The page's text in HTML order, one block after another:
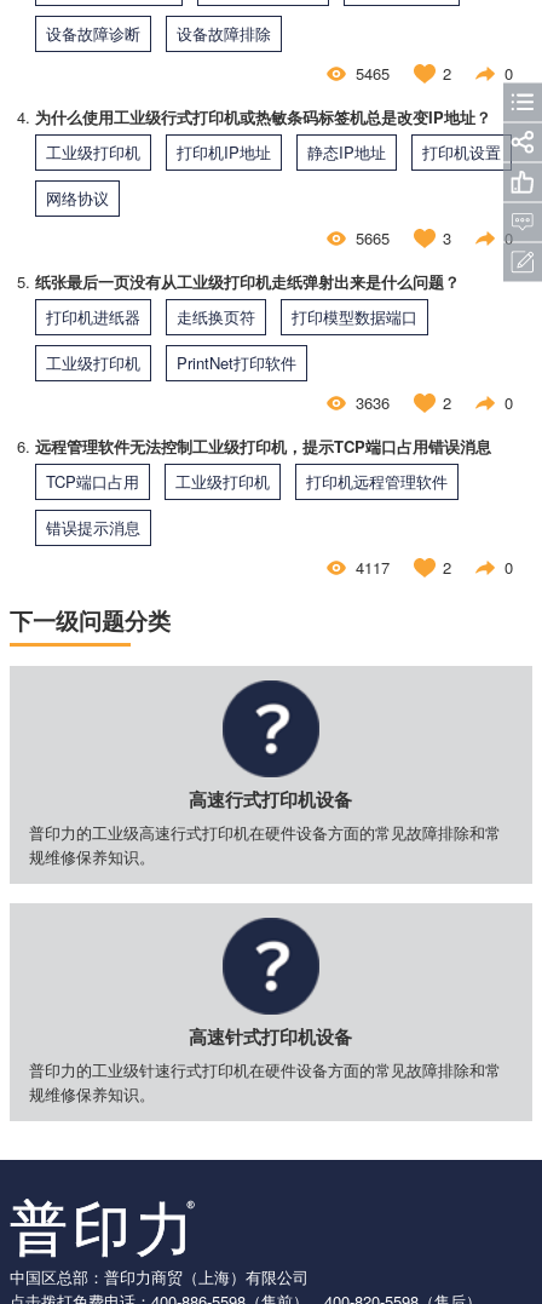
设备故障诊断
设备故障排除
5465
2
0
为什么使用工业级行式打印机或热敏条码标签机总是改变IP地址？
工业级打印机
打印机IP地址 静态IP地址
打印机设置
网络协议
5665
3
0
纸张最后一页没有从工业级打印机走纸弹射出来是什么问题？
打印机进纸器
走纸换页符
打印模型数据端口
工业级打印机
​PrintNet打印软件
3636
2
0
远程管理软件无法控制工业级打印机，提示TCP端口占用错误消息
TCP端口占用
工业级打印机
打印机远程管理软件
错误提示消息
4117
2 0
下一级问题分类
高速行式打印机设备
普印力的工业级高速行式打印机在硬件设备方面的常见故障排除和常
规维修保养知识。
高速针式打印机设备
普印力的工业级针速行式打印机在硬件设备方面的常见故障排除和常
规维修保养知识。
中国区总部：普印力商贸（上海）有限公司